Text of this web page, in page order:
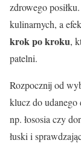
zdrowego
kulinarnych, a
krok po kroku,
patelni.
Rozpocznij od
klucz do
np. łososia czy
łuski i